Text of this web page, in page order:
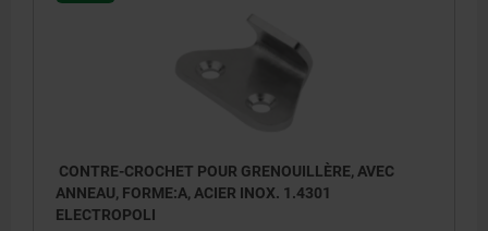
CONTRE-CROCHET POUR GRENOUILLÈRE, AVEC
ANNEAU, FORME:A, ACIER INOX. 1.4301
ELECTROPOLI